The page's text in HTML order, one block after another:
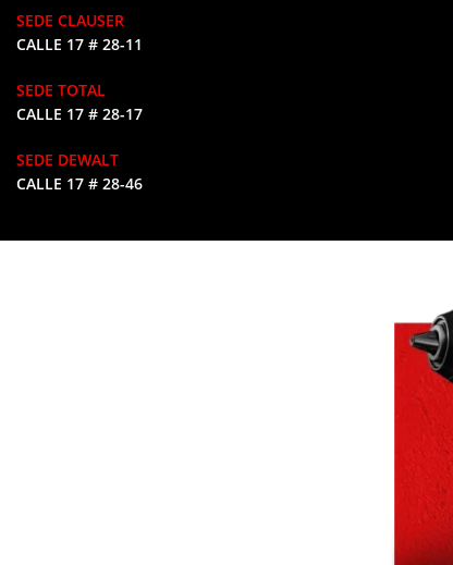
SEDE CLAUSER
CALLE 17 # 28-11
SEDE TOTAL
CALLE 17 # 28-17
SEDE DEWALT
CALLE 17 # 28-46